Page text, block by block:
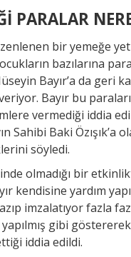
PARALAR
bir yemeğe
bazılarına
Bayır’a da geri
Bayır bu
vermediği iddia
Baki Özışık’a
söyledi.
olmadığı bir
kendisine yardım
imzalatıyor fazla
gibi
iddia edildi.